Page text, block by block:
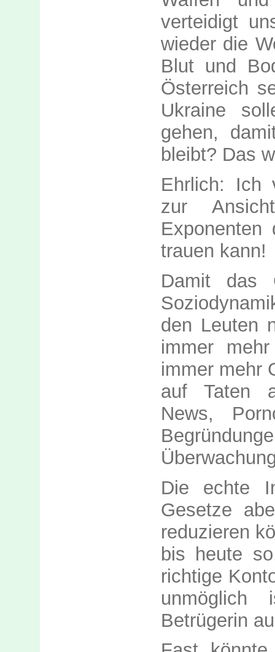
verteidigt
wieder die
Blut und
Österreich
Ukraine
gehen,
bleibt? Das
Ehrlich: Ich
zur
Exponenten
trauen kann!
Damit das
den Leuten
immer
immer mehr
auf Taten
News,
Die echte
Gesetze
reduzieren
bis heute
richtige
Betrügerin